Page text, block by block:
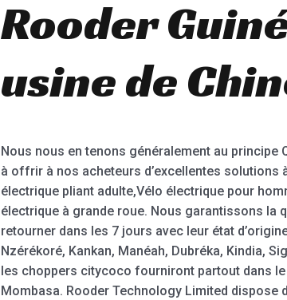
Rooder
usine de
Nous nous en tenons généralement au
à offrir à nos acheteurs d’excellentes
électrique pliant adulte,Vélo électrique pour
électrique à grande roue. Nous garantissons la
retourner dans les 7 jours avec leur état
Nzérékoré, Kankan, Manéah, Dubréka, Kindia,
les choppers citycoco fourniront partout dans
Mombasa. Rooder Technology Limited dispose